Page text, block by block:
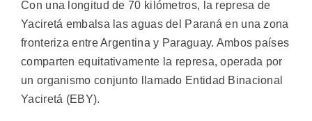
Con una longitud de 70 kilómetros, la represa de
Yaciretá embalsa las aguas del Paraná en una zona
fronteriza entre Argentina y Paraguay. Ambos países
comparten equitativamente la represa, operada por
un organismo conjunto llamado Entidad Binacional
Yaciretá (EBY).